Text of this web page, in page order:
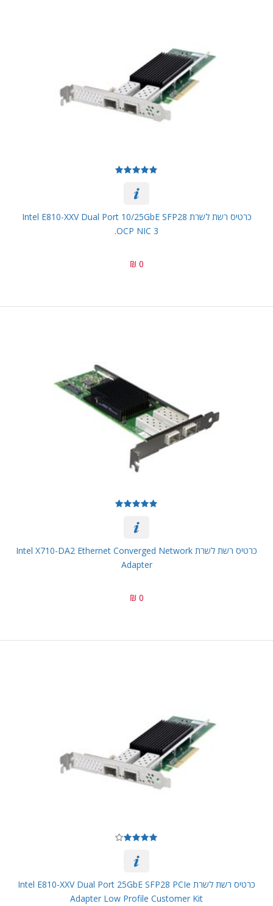
כרטיס רשת לשרת Intel E810-XXV Dual Port 10/25GbE SFP28
OCP NIC 3.
0 ₪
כרטיס רשת לשרת Intel X710-DA2 Ethernet Converged Network
Adapter
0 ₪
כרטיס רשת לשרת Intel E810-XXV Dual Port 25GbE SFP28 PCIe
Adapter Low Profile Customer Kit